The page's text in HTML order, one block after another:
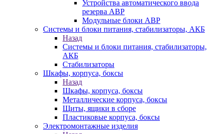
Устройства автоматического ввода
резерва АВР
Модульные блоки АВР
Системы и блоки питания, стабилизаторы, АКБ
Назад
Системы и блоки питания, стабилизаторы,
АКБ
Стабилизаторы
Шкафы, корпуса, боксы
Назад
Шкафы, корпуса, боксы
Металлические корпуса, боксы
Щиты, ящики в сборе
Пластиковые корпуса, боксы
Электромонтажные изделия